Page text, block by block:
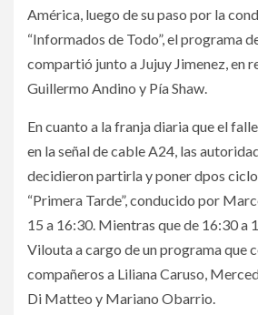
América, luego de su paso por la
“Informados de Todo”, el programa
compartió junto a Jujuy Jimenez, en
Guillermo Andino y Pía Shaw.
En cuanto a la franja diaria que el
en la señal de cable A24, las
decidieron partirla y poner dpos
“Primera Tarde”, conducido por
15 a 16:30. Mientras que de 16:30 a
Vilouta a cargo de un programa que
compañeros a Liliana Caruso,
Di Matteo y Mariano Obarrio.